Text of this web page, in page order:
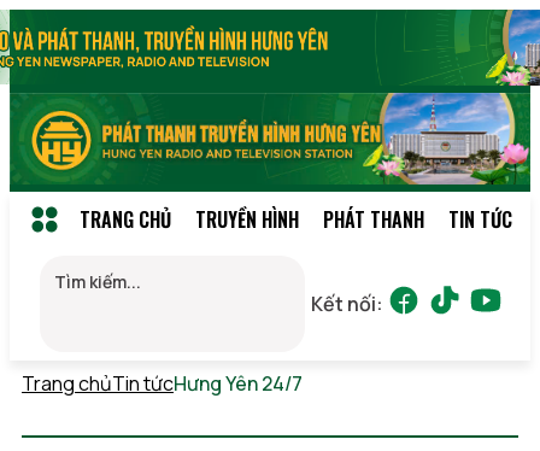
TRANG CHỦ TRUYỀN HÌNH PHÁT THANH TIN TỨC
Kết nối:
Trang chủTin tứcHưng Yên 24/7